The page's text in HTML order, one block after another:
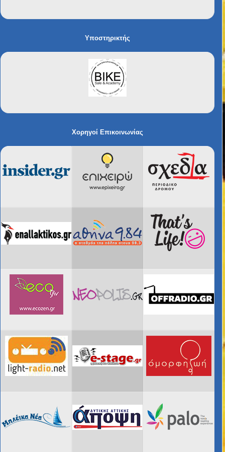
Υποστηρικτής
Χορηγοί Επικοινωνίας